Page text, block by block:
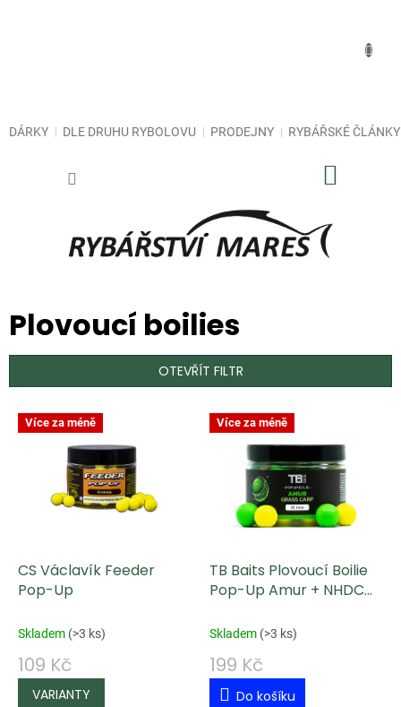
DÁRKY DLE DRUHU RYBOLOVU PRODEJNY RYBÁŘSKÉ ČLÁNKY
Plovoucí boilies
OTEVŘÍT FILTR
V
ý
o
d
u
k
Více za méně
CS Václavík Feeder
Pop-Up
Skladem (>3 ks)
109 Kč
Více za méně
TB Baits Plovoucí Boilie
Pop-Up Amur + NHDC
Skladem (>3 ks)
199 Kč
Do košíku